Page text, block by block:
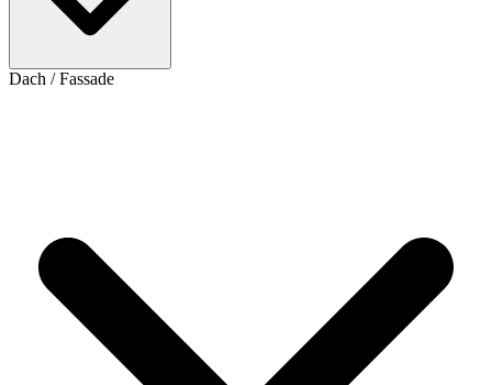
Dach / Fassade